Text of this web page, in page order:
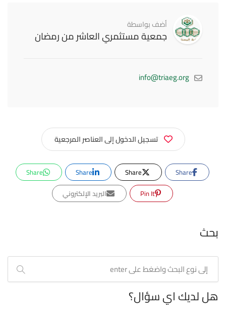
أضف بواسطة
جمعية مستثمري العاشر من رمضان
info@triaeg.org
تسجيل الدخول إلى العناصر المرجعية
Share
Share
Share
Share
Pin It
البريد الإلكتروني
بحث
هل لديك اي سؤال؟